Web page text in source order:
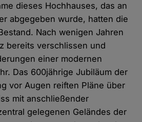
dieses Hochhauses, das an
abgegeben wurde, hatten die
Nach wenigen Jahren
bereits verschlissen und
einer modernen
Das 600jährige Jubiläum der
vor Augen reiften Pläne über
mit anschließender
gelegenen Geländes der